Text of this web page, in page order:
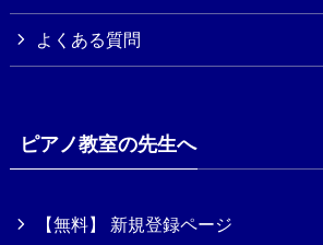
よくある質問
ピアノ教室の先生へ
【無料】 新規登録ページ